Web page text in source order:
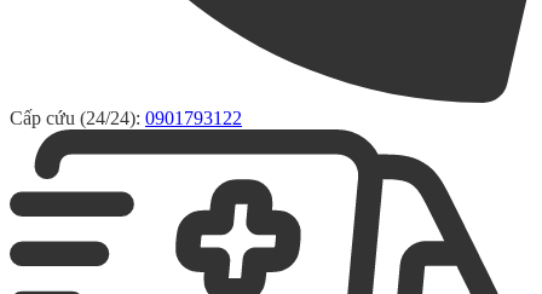
Cấp cứu (24/24): 0901793122